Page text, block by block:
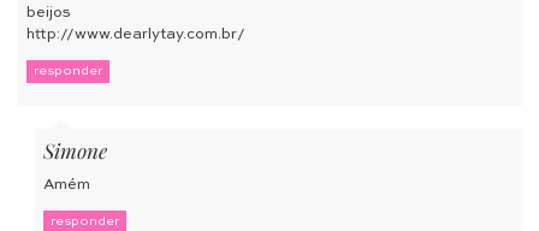
beijos
http://www.dearlytay.com.br/
responder
Simone
Amém
responder